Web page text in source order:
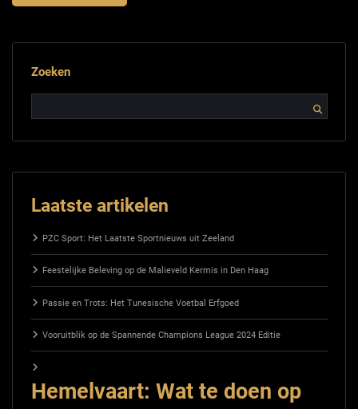
Zoeken
Laatste artikelen
PZC Sport: Het Laatste Sportnieuws uit Zeeland
Feestelijke Beleving op de Malieveld Kermis in Den Haag
Passie en Trots: Het Tunesische Voetbal Erfgoed
Vooruitblik op de Spannende Champions League 2024 Editie
Hemelvaart: Wat te doen op